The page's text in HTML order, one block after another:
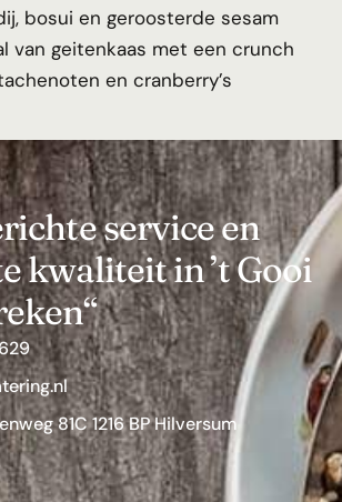
bosui en geroosterde sesam
van geitenkaas met een crunch
en cranberry’s
service en
kwaliteit in ’t Gooi
81C 1216 BP Hilversum